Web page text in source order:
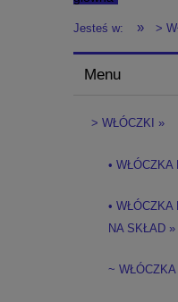
Jesteś w: » >
Menu
> WŁÓCZKI »
• WŁÓCZKA
•
NA SKŁAD »
~